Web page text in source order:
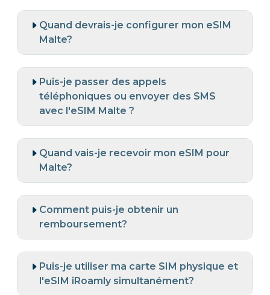
Quand devrais-je configurer mon eSIM
Malte?
Puis-je passer des appels
téléphoniques ou envoyer des SMS
avec l'eSIM Malte ?
Quand vais-je recevoir mon eSIM pour
Malte?
Comment puis-je obtenir un
remboursement?
Puis-je utiliser ma carte SIM physique et
l'eSIM iRoamly simultanément?